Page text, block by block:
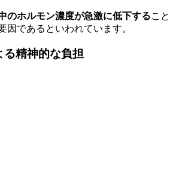
のホルモン濃度が急激に低下すること
因であるといわれています。
る精神的な負担